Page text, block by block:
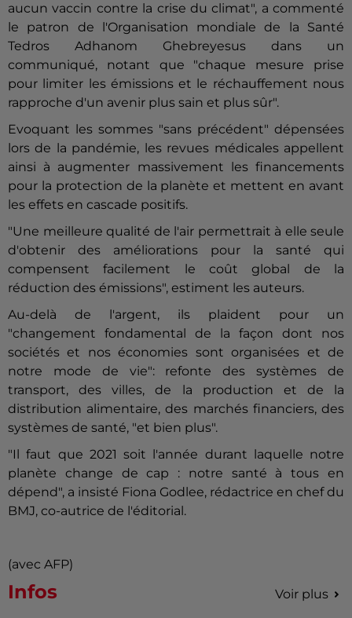
aucun vaccin contre la crise du climat", a commenté
le patron de l'Organisation mondiale de la Santé
Tedros Adhanom Ghebreyesus dans un
communiqué, notant que "chaque mesure prise
pour limiter les émissions et le réchauffement nous
rapproche d'un avenir plus sain et plus sûr".
Evoquant les sommes "sans précédent" dépensées
lors de la pandémie, les revues médicales appellent
ainsi à augmenter massivement les financements
pour la protection de la planète et mettent en avant
les effets en cascade positifs.
"Une meilleure qualité de l'air permettrait à elle seule
d'obtenir des améliorations pour la santé qui
compensent facilement le coût global de la
réduction des émissions", estiment les auteurs.
Au-delà de l'argent, ils plaident pour un
"changement fondamental de la façon dont nos
sociétés et nos économies sont organisées et de
notre mode de vie": refonte des systèmes de
transport, des villes, de la production et de la
distribution alimentaire, des marchés financiers, des
systèmes de santé, "et bien plus".
"Il faut que 2021 soit l'année durant laquelle notre
planète change de cap : notre santé à tous en
dépend", a insisté Fiona Godlee, rédactrice en chef du
BMJ, co-autrice de l'éditorial.
(avec AFP)
Infos Voir plus